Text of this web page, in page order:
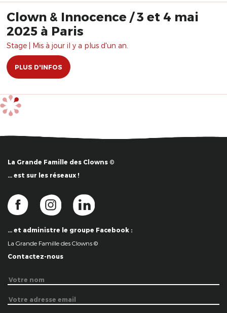
Clown & Innocence / 3 et 4 mai
2025 à Paris
Stage | Mis à jour il y a plus d'un an.
PLUS D'INFOS
La Grande Famille des Clowns ©
… est sur les réseaux !
… et administre le groupe Facebook :
La Grande Famille des Clowns ©
Contactez-nous